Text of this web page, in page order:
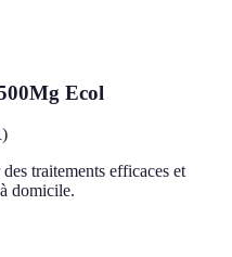
Ecol
traitements efficaces et
domicile.